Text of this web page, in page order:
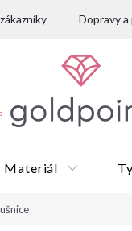
Dopravy
Materiál
Dárkové poukazy